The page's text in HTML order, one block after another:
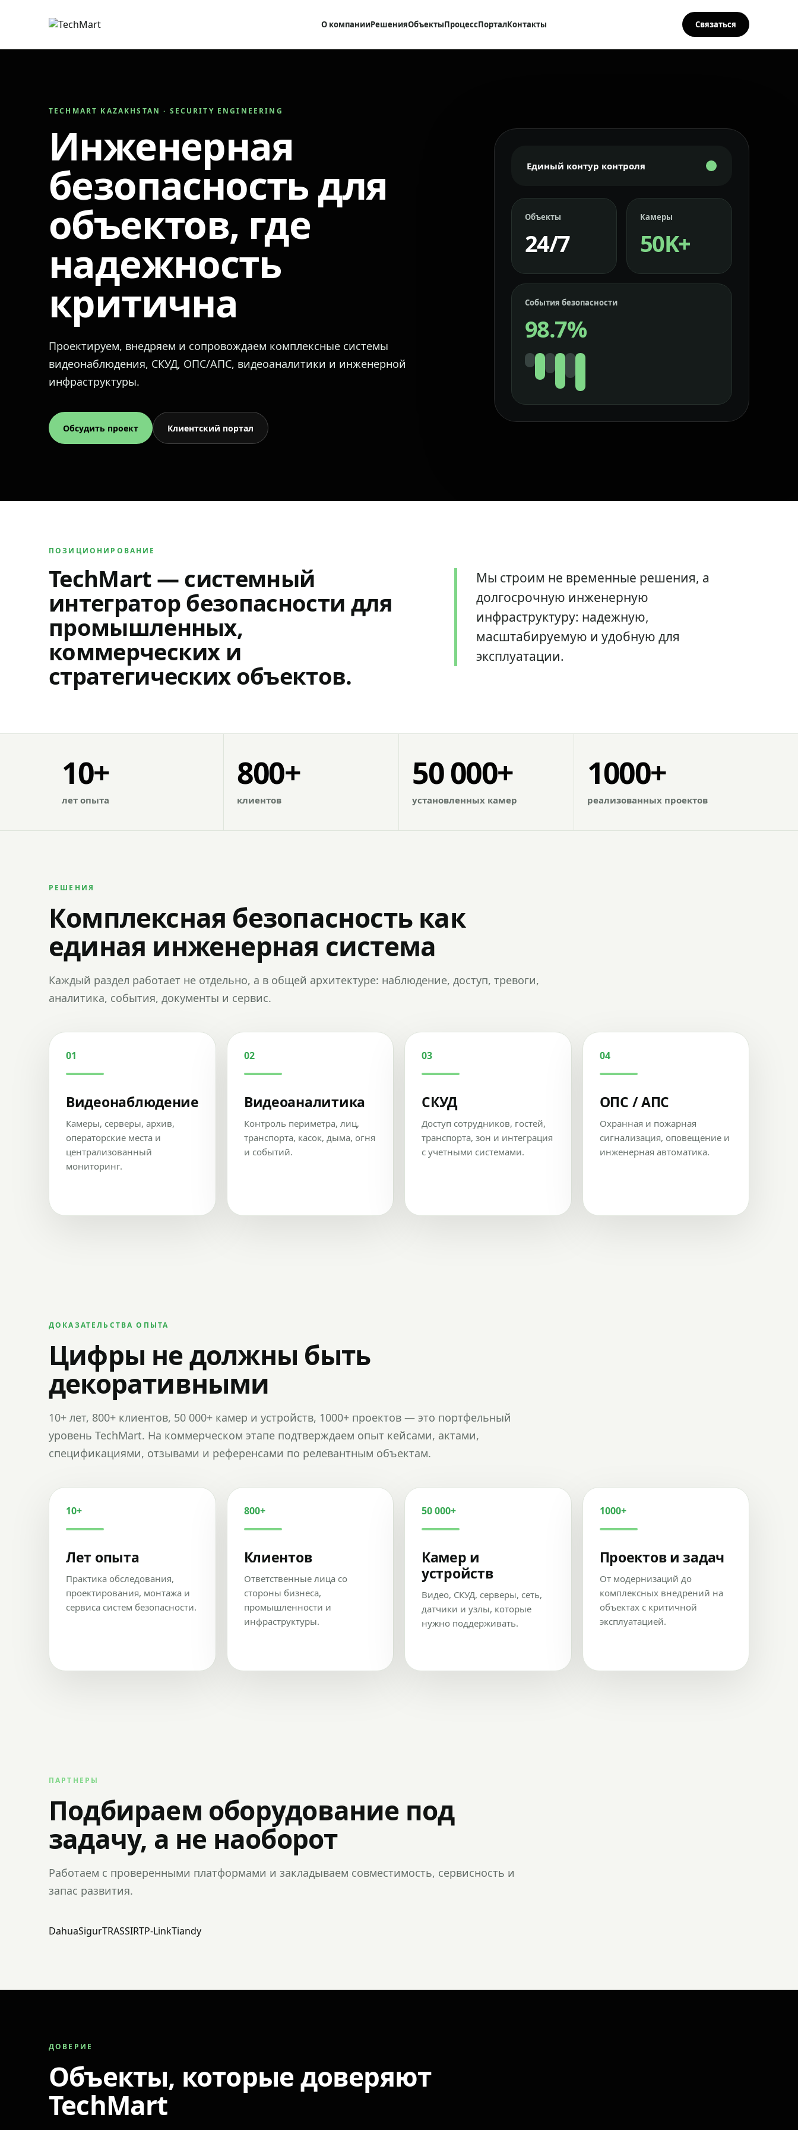
О компанииРешенияОбъектыПроцессПорталКонтакты Связаться
TECHMART KAZAKHSTAN · SECURITY ENGINEERING
Инженерная
безопасность для
объектов, где
надежность
критична
Проектируем, внедряем и сопровождаем комплексные системы
видеонаблюдения, СКУД, ОПС/АПС, видеоаналитики и инженерной
инфраструктуры.
Обсудить проект Клиентский портал
Единый контур контроля
Объекты
24/7
Камеры
50K+
События безопасности
98.7%
ПОЗИЦИОНИРОВАНИЕ
TechMart — системный
интегратор безопасности для
промышленных,
коммерческих и
стратегических объектов.
Мы строим не временные решения, а
долгосрочную инженерную
инфраструктуру: надежную,
масштабируемую и удобную для
эксплуатации.
10+
лет опыта
800+
клиентов
50 000+
установленных камер
1000+
реализованных проектов
РЕШЕНИЯ
Комплексная безопасность как
единая инженерная система
Каждый раздел работает не отдельно, а в общей архитектуре: наблюдение, доступ, тревоги,
аналитика, события, документы и сервис.
01
Видеонаблюдение
Камеры, серверы, архив,
операторские места и
централизованный
мониторинг.
02
Видеоаналитика
Контроль периметра, лиц,
транспорта, касок, дыма, огня
и событий.
03
СКУД
Доступ сотрудников, гостей,
транспорта, зон и интеграция
с учетными системами.
04
ОПС / АПС
Охранная и пожарная
сигнализация, оповещение и
инженерная автоматика.
ДОКАЗАТЕЛЬСТВА ОПЫТА
Цифры не должны быть
декоративными
10+ лет, 800+ клиентов, 50 000+ камер и устройств, 1000+ проектов — это портфельный
уровень TechMart. На коммерческом этапе подтверждаем опыт кейсами, актами,
спецификациями, отзывами и референсами по релевантным объектам.
10+
Лет опыта
Практика обследования,
проектирования, монтажа и
сервиса систем безопасности.
800+
Клиентов
Ответственные лица со
стороны бизнеса,
промышленности и
инфраструктуры.
50 000+
Камер и
устройств
Видео, СКУД, серверы, сеть,
датчики и узлы, которые
нужно поддерживать.
1000+
Проектов и задач
От модернизаций до
комплексных внедрений на
объектах с критичной
эксплуатацией.
ПАРТНЕРЫ
Подбираем оборудование под
задачу, а не наоборот
Работаем с проверенными платформами и закладываем совместимость, сервисность и
запас развития.
DahuaSigurTRASSIRTP-LinkTiandy
ДОВЕРИЕ
Объекты, которые доверяют
TechMart